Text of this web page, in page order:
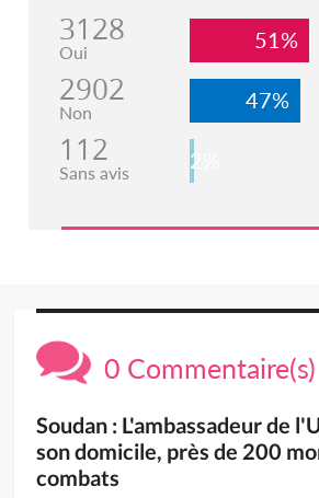
3128
Oui 51%
2902
Non 47%
112
Sans avis 2%
0 Commentaire(s)
Soudan : L'ambassadeur de
son domicile, près de 200
combats